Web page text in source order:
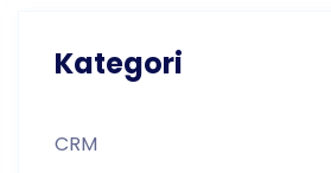
Kategori
CRM